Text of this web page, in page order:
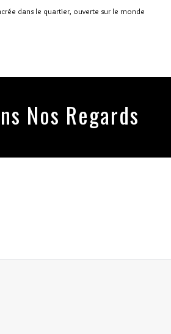
dans le quartier, ouverte sur le monde
Nos Regards